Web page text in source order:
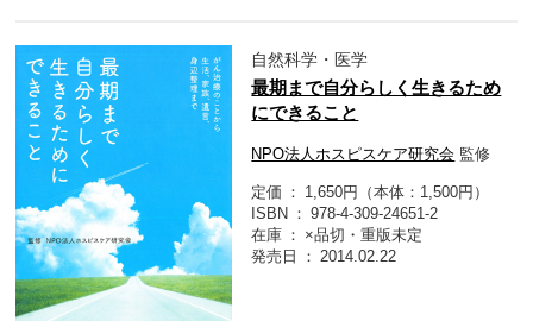
自然科学・医学
最期まで自分らしく生きるため
にできること
NPO法人ホスピスケア研究会 監修
定価
1,650円（本体：1,500円）
ISBN
978-4-309-24651-2
在庫
×品切・重版未定
発売日
2014.02.22